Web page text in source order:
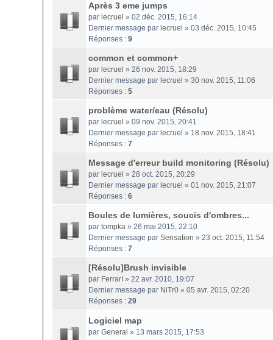
Après 3 eme jumps
par lecruel » 02 déc. 2015, 16:14
Dernier message par lecruel » 03 déc. 2015, 10:45
Réponses : 9
common et common+
par lecruel » 26 nov. 2015, 18:29
Dernier message par lecruel » 30 nov. 2015, 11:06
Réponses : 5
problème water/eau (Résolu)
par lecruel » 09 nov. 2015, 20:41
Dernier message par lecruel » 18 nov. 2015, 18:41
Réponses : 7
Message d'erreur build monitoring (Résolu)
par lecruel » 28 oct. 2015, 20:29
Dernier message par lecruel » 01 nov. 2015, 21:07
Réponses : 6
Boules de lumières, soucis d'ombres...
par tompka » 26 mai 2015, 22:10
Dernier message par Sensation » 23 oct. 2015, 11:54
Réponses : 7
[Résolu]Brush invisible
par FerrarI » 22 avr. 2010, 19:07
Dernier message par NiTr0 » 05 avr. 2015, 02:20
Réponses : 29
Logiciel map
par General » 13 mars 2015, 17:53